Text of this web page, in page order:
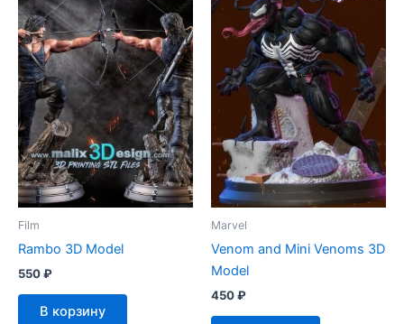
Film
Rambo 3D Model
550₽
В корзину
Marvel
Venom and Mini Venoms 3D
Model
450₽